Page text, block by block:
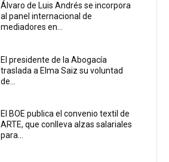
Álvaro de Luis Andrés se incorpora
al panel internacional de
mediadores en...
El presidente de la Abogacía
traslada a Elma Saiz su voluntad
de...
El BOE publica el convenio textil de
ARTE, que conlleva alzas salariales
para...